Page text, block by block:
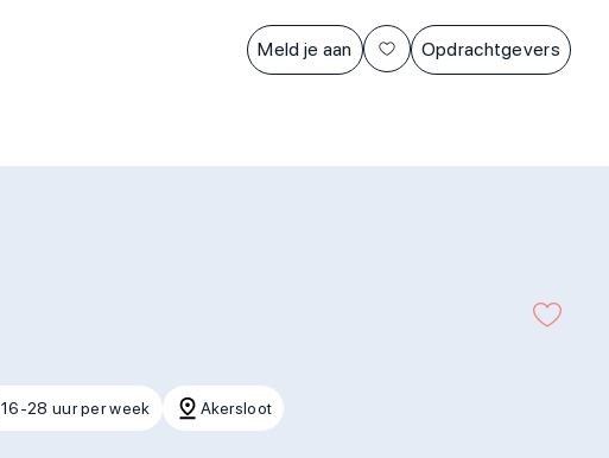
Meld je aan Opdrachtgevers
16-28 uur per week Akersloot